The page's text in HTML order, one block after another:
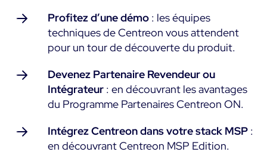
Webinars
TARIFS
Centreon Infra Monitoring
Centreon Log Management
Centreon Experience Monitoring
Open Source Support Login
Profitez d’une démo : les équipes
techniques de Centreon vous attendent
pour un tour de découverte du produit.
Devenez Partenaire Revendeur ou
Intégrateur : en découvrant les avantages
du Programme Partenaires Centreon ON.
Intégrez Centreon dans votre stack MSP :
en découvrant Centreon MSP Edition.